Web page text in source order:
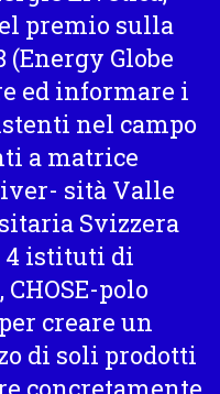
premio sulla
Globe
ed informare i
nel campo
a matrice
sità Valle
Svizzera
4 istituti di
polo
creare un
di soli prodotti